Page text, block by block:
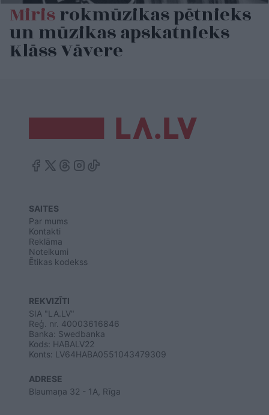
Mirisrokmūzikas pētnieks
un mūzikas apskatnieks
Klāss Vāvere
SAITES
Par mums
Kontakti
Reklāma
Noteikumi
Ētikas kodekss
REKVIZĪTI
SIA "LA.LV"
Reģ. nr. 40003616846
Banka: Swedbanka
Kods: HABALV22
Konts: LV64HABA0551043479309
ADRESE
Blaumaņa 32 - 1A, Rīga